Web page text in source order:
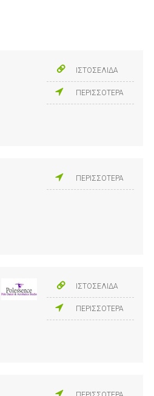
ΙΣΤΟΣΕΛΙΔΑ
ΠΕΡΙΣΣΟΤΕΡΑ
ΠΕΡΙΣΣΟΤΕΡΑ
ΙΣΤΟΣΕΛΙΔΑ
ΠΕΡΙΣΣΟΤΕΡΑ